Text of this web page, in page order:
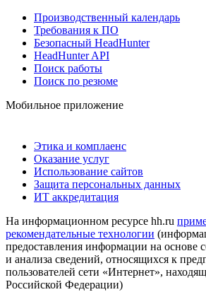
Производственный календарь
Требования к ПО
Безопасный HeadHunter
HeadHunter API
Поиск работы
Поиск по резюме
Мобильное приложение
Этика и комплаенс
Оказание услуг
Использование сайтов
Защита персональных данных
ИТ аккредитация
На информационном ресурсе hh.ru
рекомендательные технологии
предоставления информации на основе
и анализа сведений, относящихся к
пользователей сети «Интернет»,
Российской Федерации)